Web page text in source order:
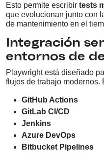
Esto permite escribir tests
que evolucionan junto con
de mantenimiento en el
Integración
entornos de
Playwright está diseñado
flujos de trabajo modernos.
GitHub Actions
GitLab CI/CD
Jenkins
Azure DevOps
Bitbucket Pipelines